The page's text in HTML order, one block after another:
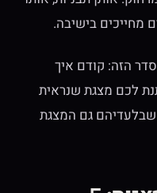
מחייכים בישיבה.
הזה: קודם איך
לכם מצגת שנראית
גם המצגת